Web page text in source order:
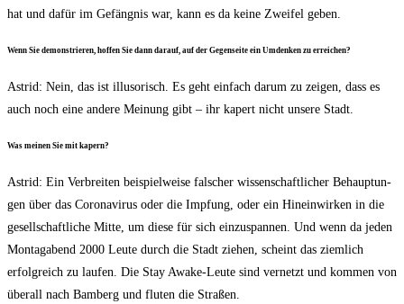
hat und dafür im Gefäng­nis war, kann es da kei­ne Zwei­fel geben.
Wenn Sie demons­trie­ren, hof­fen Sie dann dar­auf, auf der Gegen­sei­te ein Umden­ken zu erreichen?
Astrid: Nein, das ist illu­so­risch. Es geht ein­fach dar­um zu zei­gen, dass es
auch noch eine ande­re Mei­nung gibt – ihr kapert nicht unse­re Stadt.
Was mei­nen Sie mit kapern?
Astrid: Ein Ver­brei­ten bei­spiel­wei­se fal­scher wis­sen­schaft­li­cher Behaup­tun­
gen über das Coro­na­vi­rus oder die Imp­fung, oder ein Hin­ein­wir­ken in die
gesell­schaft­li­che Mit­te, um die­se für sich ein­zu­span­nen. Und wenn da jeden
Mon­tag­abend 2000 Leu­te durch die Stadt zie­hen, scheint das ziem­lich
erfolg­reich zu lau­fen. Die Stay Awa­ke-Leu­te sind ver­netzt und kom­men von
über­all nach Bam­berg und flu­ten die Straßen.